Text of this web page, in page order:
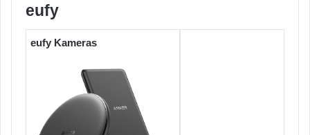
eufy
eufy Kameras